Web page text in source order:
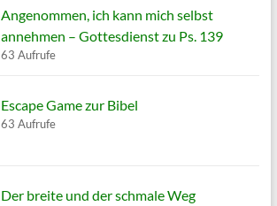
Angenommen, ich kann mich selbst
annehmen – Gottesdienst zu Ps. 139
63 Aufrufe
Escape Game zur Bibel
63 Aufrufe
Der breite und der schmale Weg